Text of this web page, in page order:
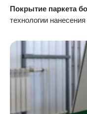
Покрытие паркета
технологии